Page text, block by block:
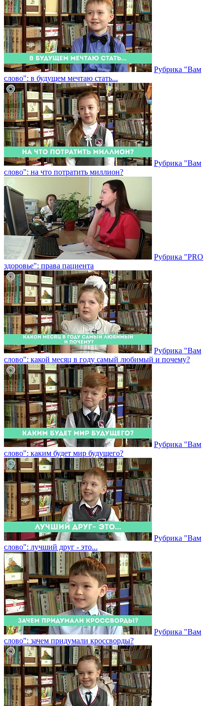
Рубрика "Вам
слово": в будущем мечтаю стать...
Рубрика "Вам
слово": на что потратить миллион?
Рубрика "PRO
здоровье": права пациента
Рубрика "Вам
слово": какой месяц в году самый любимый и почему?
Рубрика "Вам
слово": каким будет мир будущего?
Рубрика "Вам
слово": лучший друг - это...
Рубрика "Вам
слово": зачем придумали кроссворды?